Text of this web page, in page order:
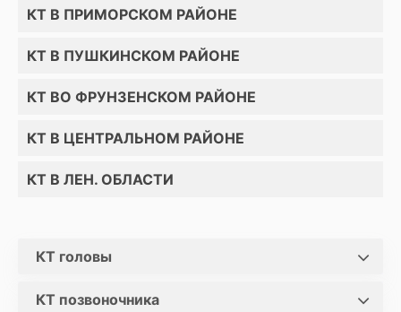
КТ В ПРИМОРСКОМ РАЙОНЕ
КТ В ПУШКИНСКОМ РАЙОНЕ
КТ ВО ФРУНЗЕНСКОМ РАЙОНЕ
КТ В ЦЕНТРАЛЬНОМ РАЙОНЕ
КТ В ЛЕН. ОБЛАСТИ
КТ головы
КТ позвоночника